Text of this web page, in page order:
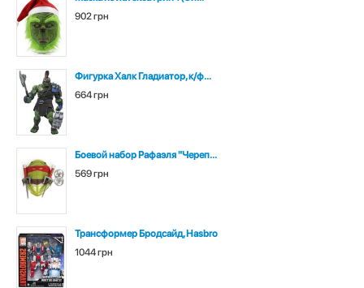
902 грн
Фигурка Халк Гладиатор, к/ф...
664 грн
Боевой набор Рафаэля "Череп...
569 грн
Трансформер Бродсайд, Hasbro
1044 грн